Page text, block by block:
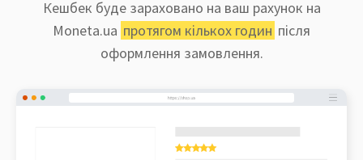
Кешбек буде зараховано на ваш рахунок на
Moneta.ua протягом кількох годин після
оформлення замовлення.